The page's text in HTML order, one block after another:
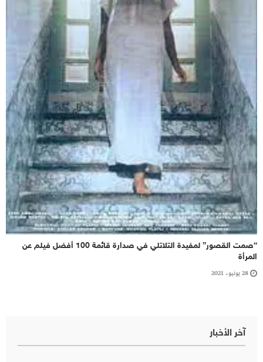
“صمت القصور” لمفيدة التلاتلي في صدارة قائمة 100 أفضل فيلم عن
المرأة
28 يونيو، 2021
آخر الأخبار